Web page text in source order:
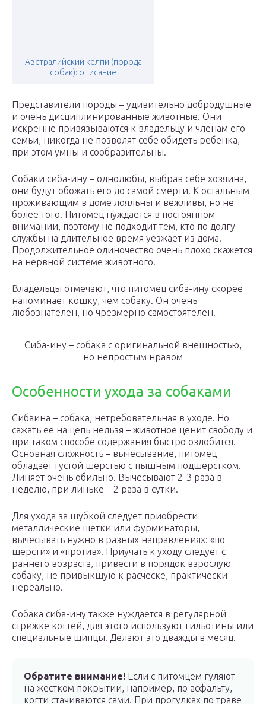
Австралийский келпи (порода
собак): описание
Представители породы – удивительно добродушные
и очень дисциплинированные животные. Они
искренне привязываются к владельцу и членам его
семьи, никогда не позволят себе обидеть ребенка,
при этом умны и сообразительны.
Собаки сиба-ину – однолюбы, выбрав себе хозяина,
они будут обожать его до самой смерти. К остальным
проживающим в доме лояльны и вежливы, но не
более того. Питомец нуждается в постоянном
внимании, поэтому не подходит тем, кто по долгу
службы на длительное время уезжает из дома.
Продолжительное одиночество очень плохо скажется
на нервной системе животного.
Владельцы отмечают, что питомец сиба-ину скорее
напоминает кошку, чем собаку. Он очень
любознателен, но чрезмерно самостоятелен.
Сиба-ину – собака с оригинальной внешностью,
но непростым нравом
Особенности ухода за собаками
Сибаина – собака, нетребовательная в уходе. Но
сажать ее на цепь нельзя – животное ценит свободу и
при таком способе содержания быстро озлобится.
Основная сложность – вычесывание, питомец
обладает густой шерстью с пышным подшерстком.
Линяет очень обильно. Вычесывают 2-3 раза в
неделю, при линьке – 2 раза в сутки.
Для ухода за шубкой следует приобрести
металлические щетки или фурминаторы,
вычесывать нужно в разных направлениях: «по
шерсти» и «против». Приучать к уходу следует с
раннего возраста, привести в порядок взрослую
собаку, не привыкшую к расческе, практически
нереально.
Собака сиба-ину также нуждается в регулярной
стрижке когтей, для этого используют гильотины или
специальные щипцы. Делают это дважды в месяц.
Обратите внимание! Если с питомцем гуляют
на жестком покрытии, например, по асфальту,
когти стачиваются сами. При прогулках по траве